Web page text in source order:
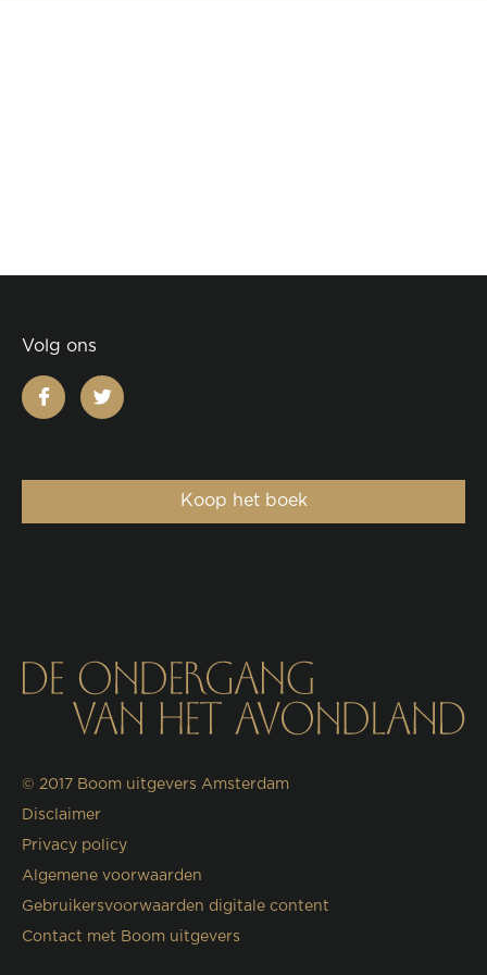
Volg ons
facebooktwitter
Koop het boek
© 2017 Boom uitgevers Amsterdam
Disclaimer
Privacy policy
Algemene voorwaarden
Gebruikersvoorwaarden digitale content
Contact met Boom uitgevers